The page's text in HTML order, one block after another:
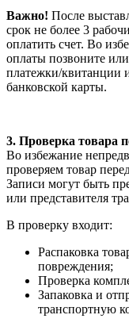
Важно! После
срок не более 3
оплатить счет. Во
оплаты позвоните
платежки/квитанции
банковской карты.
3. Проверка товара
Во избежание
проверяем товар
Записи могут быть
или представителя
В проверку входит:
Распаковка
повреждения;
Проверка
Запаковка и
транспортную